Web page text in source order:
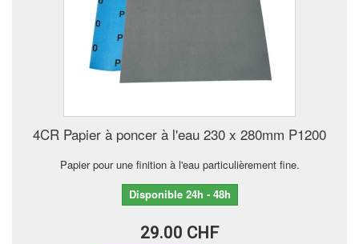
4CR Papier à poncer à l'eau 230 x 280mm P1200
Papier pour une finition à l'eau particulièrement fine.
Disponible 24h - 48h
29.00 CHF